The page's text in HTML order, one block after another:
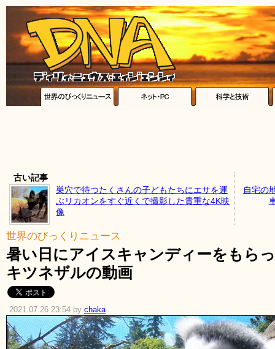
古い記事
巣穴で待つたくさんの子どもたちにエサを運
ぶリカオンをすぐ近くで撮影した貴重な4K映
像
自宅の
世界のびっくりニュース
暑い日にアイスキャンディーをもら
キツネザルの動画
2021.07.26 23:54 by chaka